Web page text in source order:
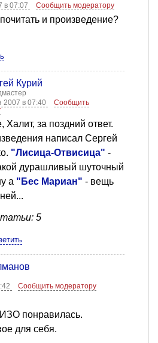
в 07:07
Сообщить модератору
и произведение?
Курий
2007 в 07:40
Сообщить
Халит, за поздний ответ.
написал Сергей
"Лисица-Отвисица" -
дурашливый шуточный
а "Бес Мариан" - вещь
5
Сообщить модератору
понравилась.
для себя.